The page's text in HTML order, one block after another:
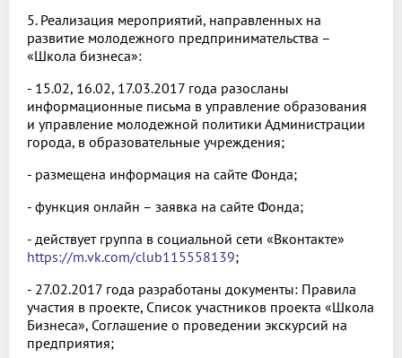
5. Реализация мероприятий, направленных на
развитие молодежного предпринимательства –
«Школа бизнеса»:
- 15.02, 16.02, 17.03.2017 года разосланы
информационные письма в управление образования
и управление молодежной политики Администрации
города, в образовательные учреждения;
- размещена информация на сайте Фонда;
- функция онлайн – заявка на сайте Фонда;
- действует группа в социальной сети «Вконтакте»
https://m.vk.com/club115558139;
- 27.02.2017 года разработаны документы: Правила
участия в проекте, Список участников проекта «Школа
Бизнеса», Соглашение о проведении экскурсий на
предприятия;